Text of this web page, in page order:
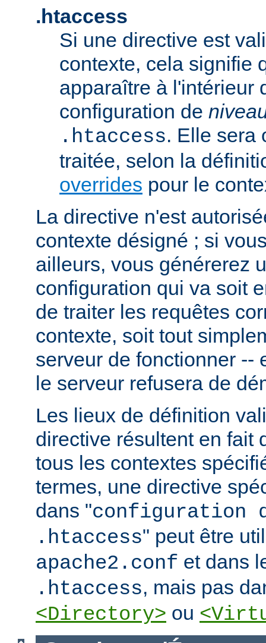
.htaccess
Si une directive est
contexte, cela signifie
apparaître à l'intérieur
configuration de
.htaccess. Elle sera
traitée, selon la
overrides pour le
La directive n'est
contexte désigné ; si
ailleurs, vous générerez
configuration qui va soit
de traiter les requêtes
contexte, soit tout
serveur de fonctionner --
le serveur refusera de
Les lieux de définition
directive résultent en fait
tous les contextes
termes, une directive
dans "configuration
.htaccess" peut être
apache2.conf et dans
.htaccess, mais pas
<Directory> ou